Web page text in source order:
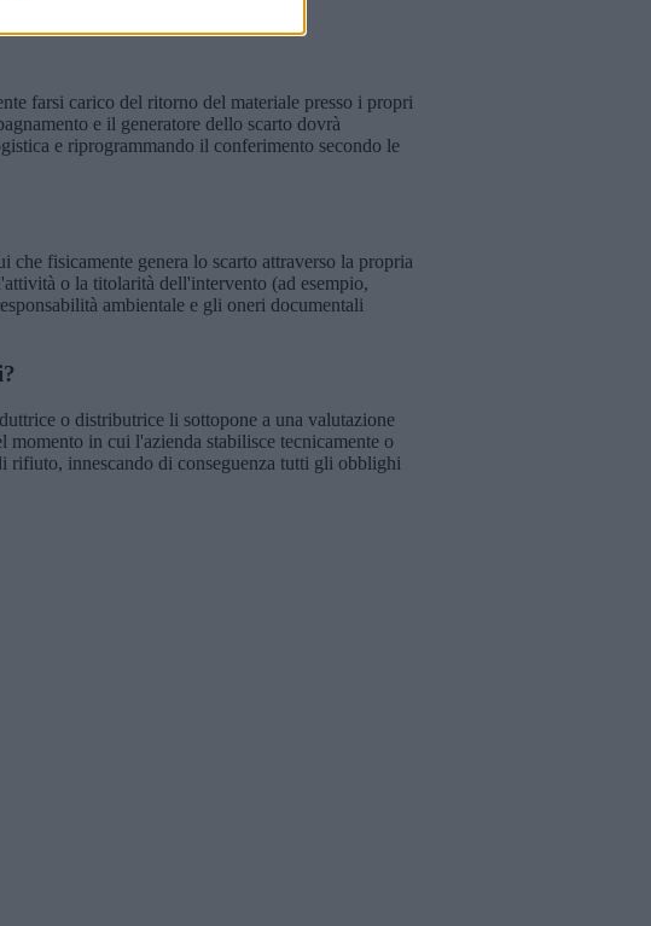
farsi carico del ritorno del materiale presso i propri
e il generatore dello scarto dovrà
e riprogrammando il conferimento secondo le
fisicamente genera lo scarto attraverso la propria
o la titolarità dell'intervento (ad esempio,
ambientale e gli oneri documentali
o distributrice li sottopone a una valutazione
in cui l'azienda stabilisce tecnicamente o
rifiuto, innescando di conseguenza tutti gli obblighi